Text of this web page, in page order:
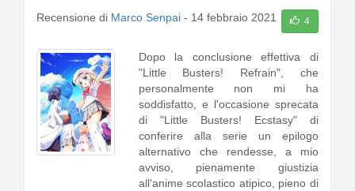
Recensione di Marco Senpai - 14 febbraio 2021 4
Dopo la conclusione effettiva di
"Little Busters! Refrain", che
personalmente non mi ha
soddisfatto, e l'occasione sprecata
di "Little Busters! Ecstasy" di
conferire alla serie un epilogo
alternativo che rendesse, a mio
avviso, pienamente giustizia
all'anime scolastico atipico, pieno di